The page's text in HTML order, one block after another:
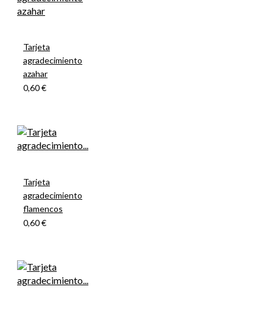
Tarjeta
agradecimiento
azahar
0,60 €
Tarjeta
agradecimiento
flamencos
0,60 €